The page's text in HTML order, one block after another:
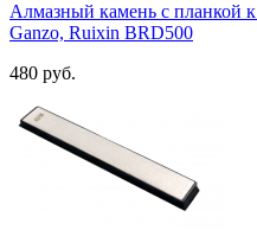
Алмазный камень с планкой
Ganzo, Ruixin BRD500
480 руб.